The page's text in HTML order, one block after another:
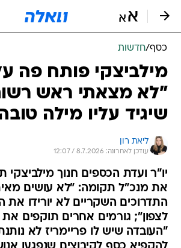
כסף/חדשות
מילביצקי פותח פה
"לא מצאתי ראש
שיגיד עליו מילה
ליאת רון
עודכן לאחרונה: 8.7.2026 / 12:07
יו"ר ועדת הכספים חנוך מילביצקי
את מנכ"ל תקומה: "לא עושים
התדרוכים השקריים לא יורידו את
לצפון"; גורמים אחרים תוקפים את
"העובדה שיש לו פריימריז לא